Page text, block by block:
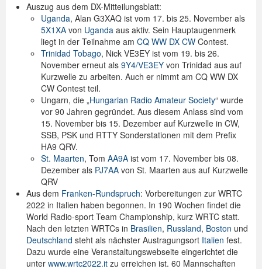
Auszug aus dem DX-Mitteilungsblatt:
Uganda, Alan G3XAQ ist vom 17. bis 25. November als
5X1XA von Uganda aus aktiv. Sein Hauptaugenmerk
liegt in der Teilnahme am CQ WW DX CW Contest.
Trinidad Tobago, Nick VE3EY ist vom 19. bis 26.
November erneut als 9Y4/VE3EY von Trinidad aus auf
Kurzwelle zu arbeiten. Auch er nimmt am CQ WW DX
CW Contest teil.
Ungarn, die „Hungarian Radio Amateur Society“ wurde
vor 90 Jahren gegründet. Aus diesem Anlass sind vom
15. November bis 15. Dezember auf Kurzwelle in CW,
SSB, PSK und RTTY Sonderstationen mit dem Prefix
HA9 QRV.
St. Maarten, Tom AA9A ist vom 17. November bis 08.
Dezember als PJ7AA von St. Maarten aus auf Kurzwelle
QRV
Aus dem Franken-Rundspruch: Vorbereitungen zur WRTC
2022 in Italien haben begonnen. In 190 Wochen findet die
World Radio-sport Team Championship, kurz WRTC statt.
Nach den letzten WRTCs in Brasilien, Russland, Boston und
Deutschland steht als nächster Austragungsort Italien fest.
Dazu wurde eine Veranstaltungswebseite eingerichtet die
unter www.wrtc2022.it zu erreichen ist. 60 Mannschaften